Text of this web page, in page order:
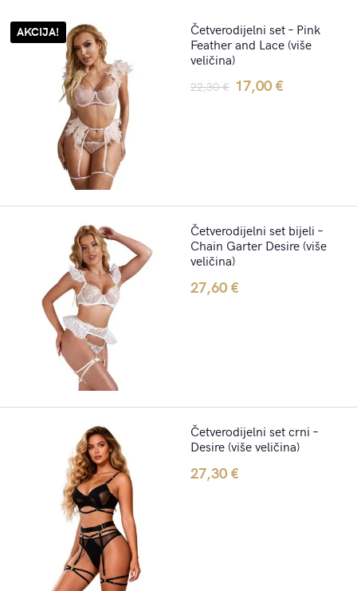
Četverodijelni set – Pink
Feather and Lace (više
veličina)
AKCIJA!
22,30€ Original
17,00€
Četverodijelni set bijeli –
Chain Garter Desire (više
veličina)
27,60€
Četverodijelni set crni –
Desire (više veličina)
27,30€